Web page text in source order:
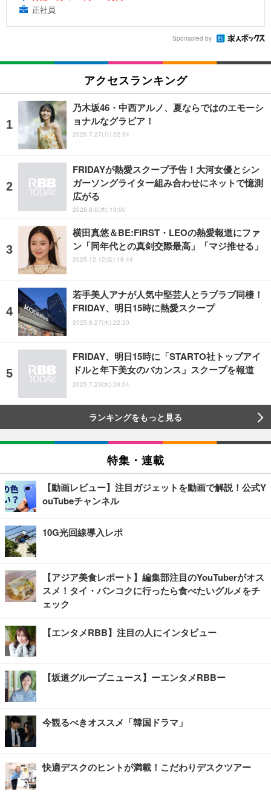
正社員
Sponsored by
アクセスランキング
乃木坂46・中西アルノ、夏ならではのエモーシ
ョナルなグラビア！
2026.7.27(月) 22:54
FRIDAYが熱愛スクープ予告！大河女優とシン
ガーソングライター組み合わせにネットで憶測
広がる
2026.8.6(木) 13:00
横田真悠＆BE:FIRST・LEOの熱愛報道にファ
ン「同年代との真剣交際最高」「マジ推せる」
2025.12.12(金) 18:44
若手美人アナが人気中堅芸人とラブラブ同棲！
FRIDAY、明日15時に熱愛スクープ
2025.8.27(水) 22:20
FRIDAY、明日15時に「STARTO社トップアイ
ドルと年下美女のバカンス」スクープを報道
2025.7.23(水) 20:54
ランキングをもっと見る
特集・連載
【動画レビュー】注目ガジェットを動画で解説！公式Y
ouTubeチャンネル
10G光回線導入レポ
【アジア美食レポート】編集部注目のYouTuberがオス
スメ！タイ・バンコクに行ったら食べたいグルメをチ
ェック
【エンタメRBB】注目の人にインタビュー
【坂道グループニュース】ーエンタメRBBー
今観るべきオススメ「韓国ドラマ」
快適デスクのヒントが満載！こだわりデスクツアー